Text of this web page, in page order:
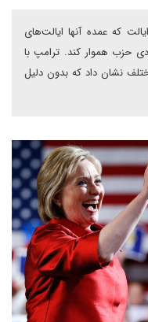
کلینتون توانست با پیروزی در ۷ ایالت که عمده آنها ایالت‌های
حزب هموار کند. ترامپ با
مختلف نشان داد که بدون دلیل